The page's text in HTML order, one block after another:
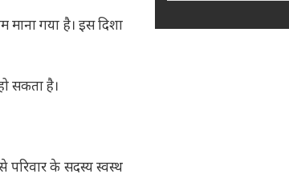
गया है। इस दिशा
सकता है।
परिवार के सदस्य स्वस्थ